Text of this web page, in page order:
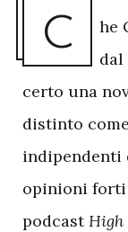
C
he
dal
certo una
distinto
indipendenti
opinioni forti
podcastHigh